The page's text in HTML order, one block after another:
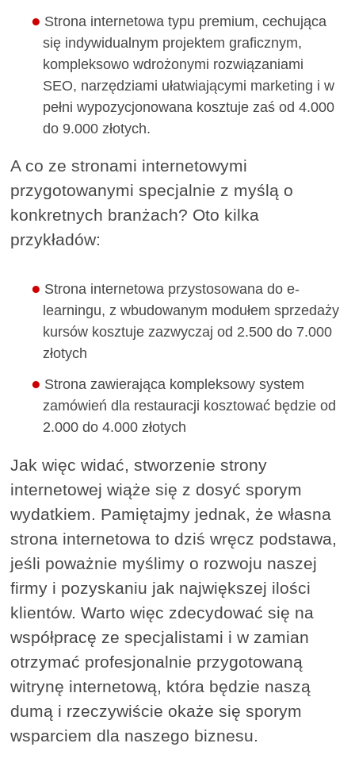
Strona internetowa typu premium, cechująca
się indywidualnym projektem graficznym,
kompleksowo wdrożonymi rozwiązaniami
SEO, narzędziami ułatwiającymi marketing i w
pełni wypozycjonowana kosztuje zaś od 4.000
do 9.000 złotych.
A co ze stronami internetowymi
przygotowanymi specjalnie z myślą o
konkretnych branżach? Oto kilka
przykładów:
Strona internetowa przystosowana do e-
learningu, z wbudowanym modułem sprzedaży
kursów kosztuje zazwyczaj od 2.500 do 7.000
złotych
Strona zawierająca kompleksowy system
zamówień dla restauracji kosztować będzie od
2.000 do 4.000 złotych
Jak więc widać, stworzenie strony
internetowej wiąże się z dosyć sporym
wydatkiem. Pamiętajmy jednak, że własna
strona internetowa to dziś wręcz podstawa,
jeśli poważnie myślimy o rozwoju naszej
firmy i pozyskaniu jak największej ilości
klientów. Warto więc zdecydować się na
współpracę ze specjalistami i w zamian
otrzymać profesjonalnie przygotowaną
witrynę internetową, która będzie naszą
dumą i rzeczywiście okaże się sporym
wsparciem dla naszego biznesu.